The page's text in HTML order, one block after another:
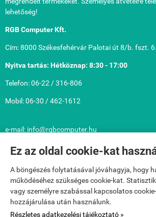
Ez az oldal cookie-kat
A böngészés folytatásával jóváhagyja, hogy
működéséhez szükséges cookie-kat.
vagy személyre szabással kapcsolatos
hozzájárulása után használunk.
Részletes adatkezelési tájékoztató »
lehetőség!
RGB Computer Kft.
Cím: 8000 Székesfehérvár Palotai út 8/b. fszt. 6.
Nyitva tartás: Hétköznap: 8:30 - 17:00
Telefon: 06-22 / 316-806
Mobil: 06-30 / 462-1612
e-mail: info@rgbcomputer.hu
Közérdekű információk: Cégnév: RGB
Korlátolt Felelősségű Társaság
Adószám: 13420116-2-07 Cégjegyzékszám: 07-
Cégbíróság: Fejér Megyei Bíróság mint
Bankszámla: 10402908-50527048-48671009